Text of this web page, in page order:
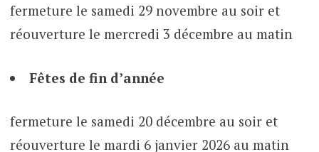
fermeture le samedi 29 novembre au soir et
réouverture le mercredi 3 décembre au matin
Fêtes de fin d’année
fermeture le samedi 20 décembre au soir et
réouverture le mardi 6 janvier 2026 au matin